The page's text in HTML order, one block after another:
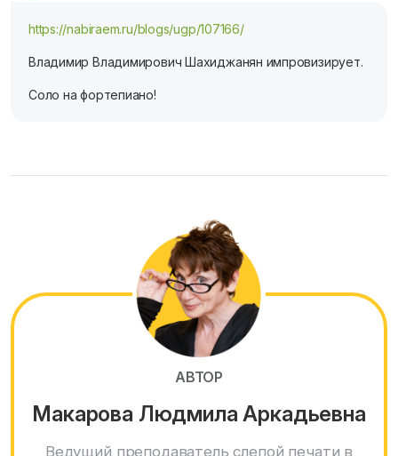
https://nabiraem.ru/blogs/ugp/107166/
Владимир Владимирович Шахиджанян импровизирует.
Соло на фортепиано!
АВТОР
Макарова Людмила Аркадьевна
Ведущий преподаватель слепой печати в